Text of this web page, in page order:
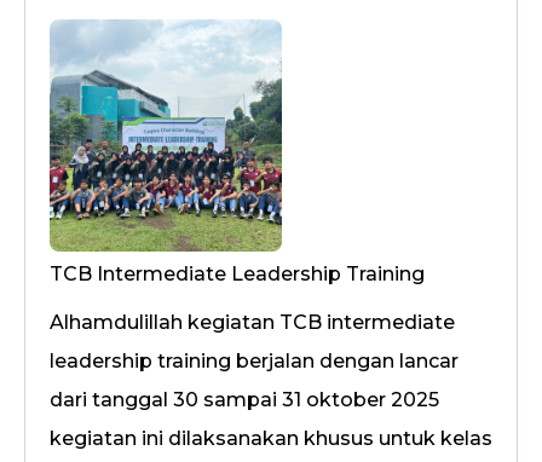
TCB Intermediate Leadership Training
Alhamdulillah kegiatan TCB intermediate
leadership training berjalan dengan lancar
dari tanggal 30 sampai 31 oktober 2025
kegiatan ini dilaksanakan khusus untuk kelas